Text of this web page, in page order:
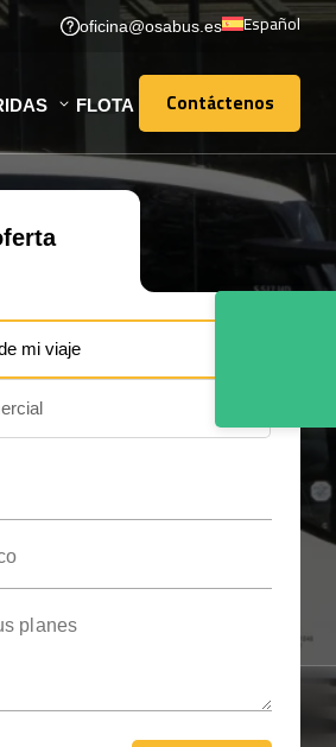
oficina@osabus.es Español
FLOTA Contáctenos
Contáctenos
mi viaje